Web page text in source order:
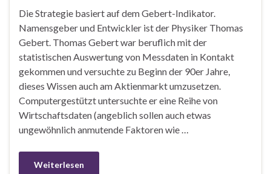
Die Strategie basiert auf dem Gebert-Indikator.
Namensgeber und Entwickler ist der Physiker Thomas
Gebert. Thomas Gebert war beruflich mit der
statistischen Auswertung von Messdaten in Kontakt
gekommen und versuchte zu Beginn der 90er Jahre,
dieses Wissen auch am Aktienmarkt umzusetzen.
Computergestützt untersuchte er eine Reihe von
Wirtschaftsdaten (angeblich sollen auch etwas
ungewöhnlich anmutende Faktoren wie …
Weiterlesen